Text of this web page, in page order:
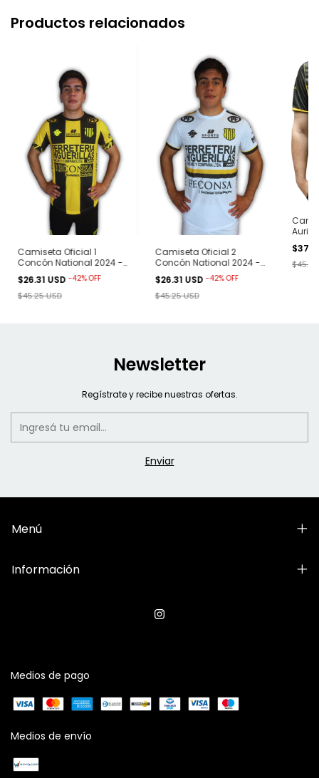
Productos relacionados
Camiseta Oficial 1
Concón National 2024 -
Amarilla
$26.31 USD-42%OFF
$45.25 USD
Camiseta Oficial 2
Concón National 2024 -
Blanca
$26.31 USD-42%OFF
$45.25 USD
$45.25
Newsletter
Regístrate y recibe nuestras ofertas.
Menú
Información
Medios de pago
Medios de envío